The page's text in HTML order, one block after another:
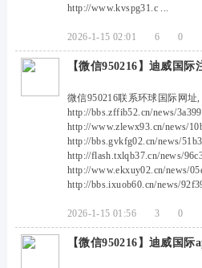
http://www.kvspg31.c ...
2026-1-15 02:01 6 0
【微信950216】迪威国际
微信950216联系环球国际网址,
http://bbs.zffib52.cn/news/
http://www.zlewx93.cn/news/
http://bbs.gvkfg02.cn/news/
http://flash.txlqb37.cn/news/
http://www.ekxuy02.cn/news/
http://bbs.ixuob60.cn/news/
2026-1-15 01:56 3 0
【微信950216】迪威国际